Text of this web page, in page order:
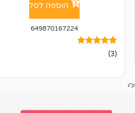
הוספה לסל
649870167224
מדורגים
4.67
3(3)